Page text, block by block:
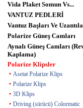
Vida Plaket Somun Vs...
VANTUZ PEDLERİ
Vantuz Başları Ve
Polarize Güneş Camları
Aynalı Güneş Camları
Kaplama)
Polarize Klipsler
• Asetat Polarize Klips
• Polarize Klips
• 3D Klips
• Driving (sürücü) Colormatic